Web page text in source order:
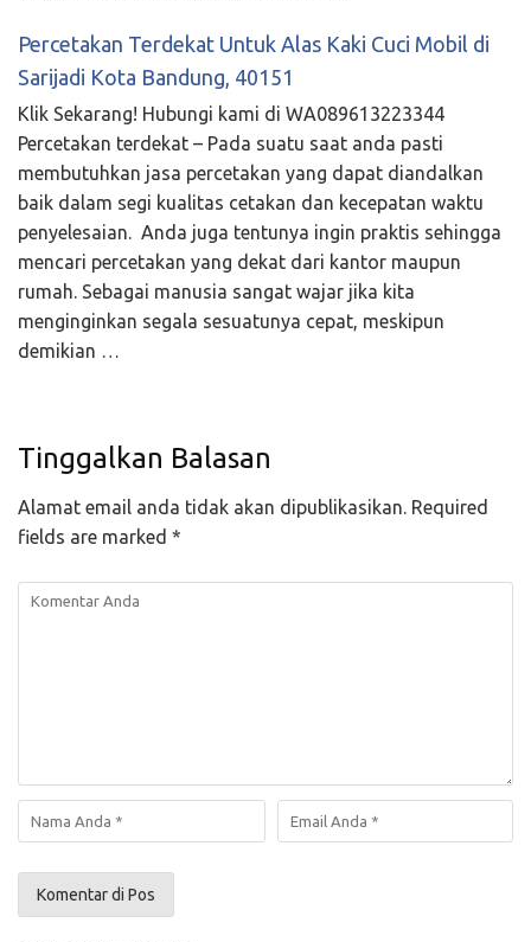
Percetakan Terdekat Untuk Alas Kaki Cuci Mobil di
Sarijadi Kota Bandung, 40151
Klik Sekarang! Hubungi kami di WA089613223344
Percetakan terdekat – Pada suatu saat anda pasti
membutuhkan jasa percetakan yang dapat diandalkan
baik dalam segi kualitas cetakan dan kecepatan waktu
penyelesaian. Anda juga tentunya ingin praktis sehingga
mencari percetakan yang dekat dari kantor maupun
rumah. Sebagai manusia sangat wajar jika kita
menginginkan segala sesuatunya cepat, meskipun
demikian …
Tinggalkan Balasan
Alamat email anda tidak akan dipublikasikan. Required
fields are marked *